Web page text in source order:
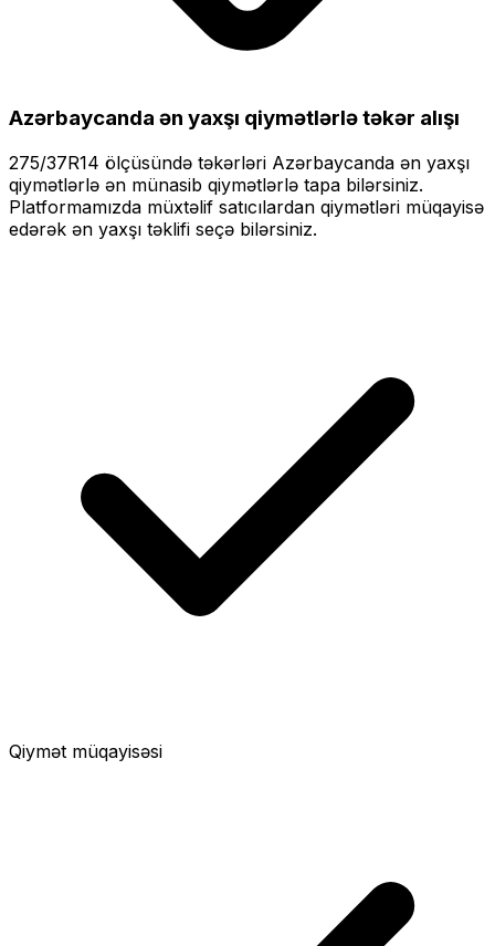
Azərbaycanda ən yaxşı qiymətlərlətəkər alışı
275/37R14 ölçüsündə təkərləri Azərbaycanda ən yaxşı
qiymətlərlə ən münasib qiymətlərlə tapa bilərsiniz.
Platformamızda müxtəlif satıcılardan qiymətləri müqayisə
edərək ən yaxşı təklifi seçə bilərsiniz.
Qiymət müqayisəsi